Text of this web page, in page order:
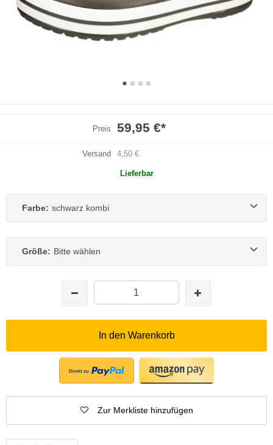
Preis 59,95 €*
Versand 4,50 €
Lieferbar
Farbe: schwarz kombi
Größe: Bitte wählen
In den Warenkorb
Zur Merkliste hinzufügen